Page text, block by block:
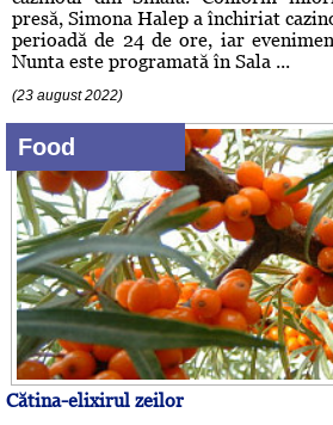
presă, Simona Halep a închiriat
perioadă de 24 de ore, iar
Nunta este programată în Sala ...
(23 august 2022)
Food
Cătina-elixirul zeilor